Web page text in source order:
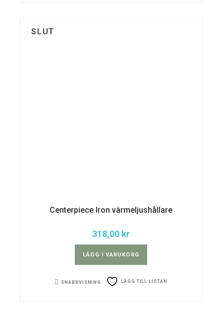
SLUT
Centerpiece Iron värmeljushållare
318,00 kr
LÄGG I VARUKORG
SNABBVISNING LÄGG TILL LISTAN